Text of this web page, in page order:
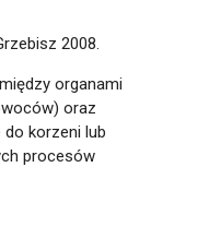
2008.
organami
oraz
korzeni lub
procesów